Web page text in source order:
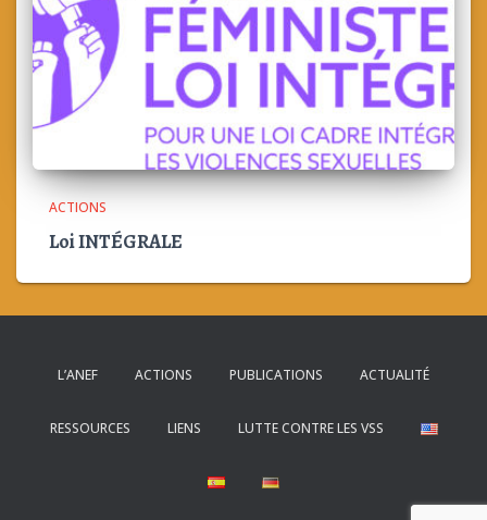
ACTIONS
Loi INTÉGRALE
L’ANEF ACTIONS PUBLICATIONS ACTUALITÉ
RESSOURCES LIENS LUTTE CONTRE LES VSS